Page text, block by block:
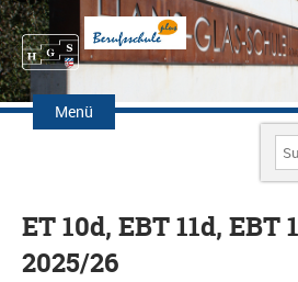
Menü Inhalt
for:
ET 10d, EBT 11d, EBT
2025/26